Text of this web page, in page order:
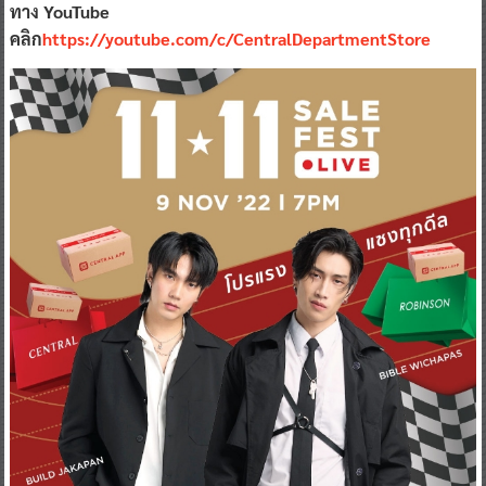
ทาง YouTube
คลิกhttps://youtube.com/c/CentralDepartmentStore